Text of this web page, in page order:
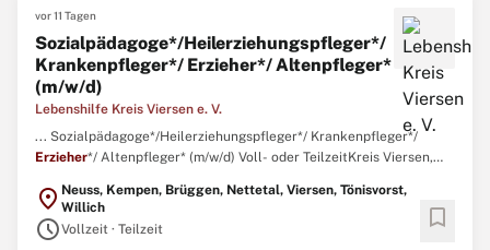
vor 11 Tagen
Sozialpädagoge*/Heilerziehungspfleger*/
Krankenpfleger*/ Erzieher*/ Altenpfleger*
(m/w/d)
Lebenshilfe Kreis Viersen e. V.
... Sozialpädagoge*/Heilerziehungspfleger*/ Krankenpfleger*/
Erzieher*/ Altenpfleger* (m/w/d) Voll- oder TeilzeitKreis Viersen,
location_on Neuss, Kempen, Brüggen, Nettetal, Viersen, Tönisvorst,
Willich
scheduleVollzeit · Teilzeit bookmark